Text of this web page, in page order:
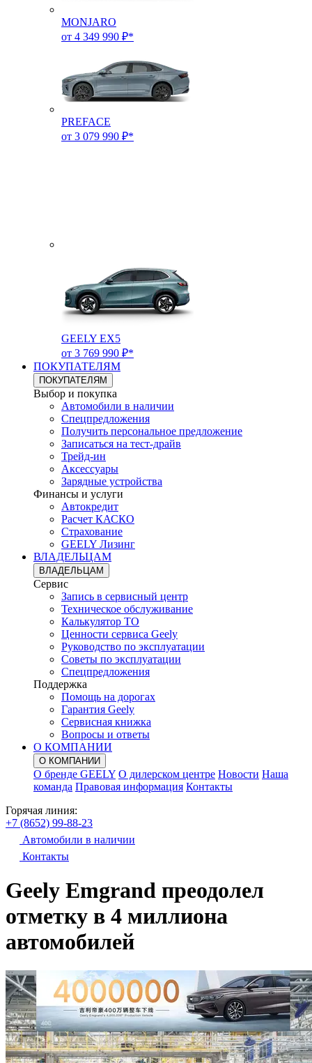
MONJARO
от 4 349 990 ₽*
PREFACE
от 3 079 990 ₽*
GEELY EX5
от 3 769 990 ₽*
ПОКУПАТЕЛЯМ
ПОКУПАТЕЛЯМ
Выбор и покупка
Автомобили в наличии
Спецпредложения
Получить персональное предложение
Записаться на тест-драйв
Трейд-ин
Аксессуары
Зарядные устройства
Финансы и услуги
Автокредит
Расчет КАСКО
Страхование
GEELY Лизинг
ВЛАДЕЛЬЦАМ
ВЛАДЕЛЬЦАМ
Сервис
Запись в сервисный центр
Техническое обслуживание
Калькулятор ТО
Ценности сервиса Geely
Руководство по эксплуатации
Советы по эксплуатации
Спецпредложения
Поддержка
Помощь на дорогах
Гарантия Geely
Сервисная книжка
Вопросы и ответы
О КОМПАНИИ
О КОМПАНИИ
О бренде GEELY О дилерском центре Новости Наша
команда Правовая информация Контакты
Горячая линия:
+7 (8652) 99-88-23
Автомобили в наличии
Контакты
Geely Emgrand преодолел
отметку в 4 миллиона
автомобилей